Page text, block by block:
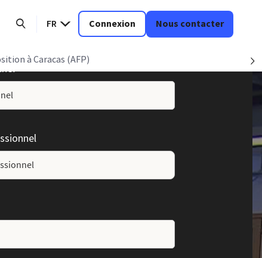
FR Connexion Nous contacter
à Caracas (AFP)